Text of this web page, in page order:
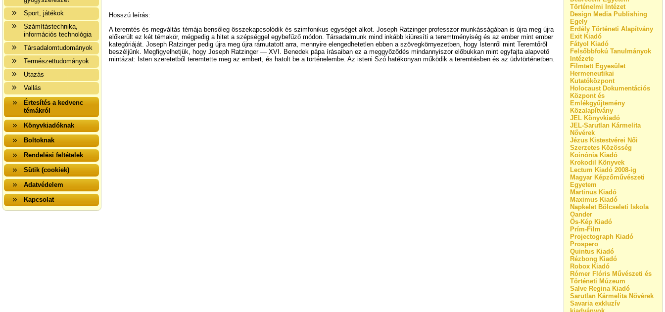
Sport, játékok
Számítástechnika,
információs technológia
Társadalomtudományok
Természettudományok
Utazás
Vallás
Értesítés a kedvenc
témákról
Könyvkiadóknak
Boltoknak
Rendelési feltételek
Sütik (cookiek)
Adatvédelem
Kapcsolat
Történelmi Intézet
Design Media Publishing
Egely
Erdély Történeti Alapítvány
Exit Kiadó
Fátyol Kiadó
Felsőbbfokú Tanulmányok
Intézete
Filmtett Egyesület
Hermeneutikai
Kutatóközpont
Holocaust Dokumentációs
Központ és
Emlékgyűjtemény
Közalapítvány
JEL Könyvkiadó
JEL-Sarutlan Kármelita
Nővérek
Jézus Kistestvérei Női
Szerzetes Közösség
Koinónia Kiadó
Krokodil Könyvek
Lectum Kiadó 2008-ig
Magyar Képzőművészeti
Egyetem
Martinus Kiadó
Maximus Kiadó
Napkelet Bölcseleti Iskola
Oander
Ős-Kép Kiadó
Prím-Film
Projectograph Kiadó
Prospero
Quintus Kiadó
Rézbong Kiadó
Robox Kiadó
Rómer Flóris Művészeti és
Történeti Múzeum
Salve Regina Kiadó
Sarutlan Kármelita Nővérek
Savaria exkluzív
Hosszú leírás:
A teremtés és megváltás témája bensőleg összekapcsolódik és szimfonikus egységet alkot. Joseph Ratzinger professzor munkásságában is újra meg újra
előkerült ez két témakör, mégpedig a hitet a szépséggel egybefűző módon. Társadalmunk mind inkább kiüresíti a teremtményiség és az ember mint ember
kategóriáját. Joseph Ratzinger pedig újra meg újra rámutatott arra, mennyire elengedhetetlen ebben a szövegkörnyezetben, hogy Istenről mint Teremtőről
beszéljünk. Megfigyelhetjük, hogy Joseph Ratzinger — XVI. Benedek pápa írásaiban ez a meggyőződés mindannyiszor előbukkan mint egyfajta alapvető
mintázat: Isten szeretetből teremtette meg az embert, és hatolt be a történelembe. Az isteni Szó hatékonyan működik a teremtésben és az üdvtörténetben.